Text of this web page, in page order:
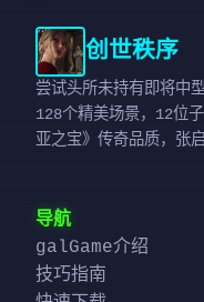
创世秩序
尝试头所未持有即将中
128个精美场景，12位
亚之宝》传奇品质，张
导航
galGame介绍
技巧指南